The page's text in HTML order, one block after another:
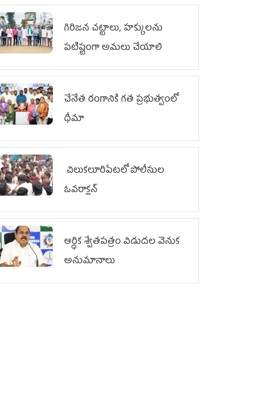
గిరిజన చట్టాలు, హక్కులను
పటిష్టంగా అమలు చేయాలి
చేనేత రంగానికి గత ప్రభుత్వంలో
ధీమా
చిలుక‌లూరిపేట‌లో పోలీసుల
ఓవ‌రాక్ష‌న్‌
ఆర్థిక శ్వేతపత్రం విడుదల వెనుక
అనుమానాలు